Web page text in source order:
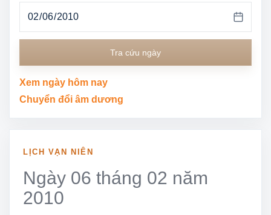
Tra cứu ngày
Xem ngày hôm nay
Chuyển đổi âm dương
LỊCH VẠN NIÊN
Ngày 06 tháng 02 năm
2010